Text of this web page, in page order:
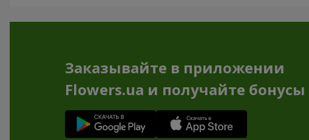
Заказывайте в приложении
Flowers.ua и получайте бонусы